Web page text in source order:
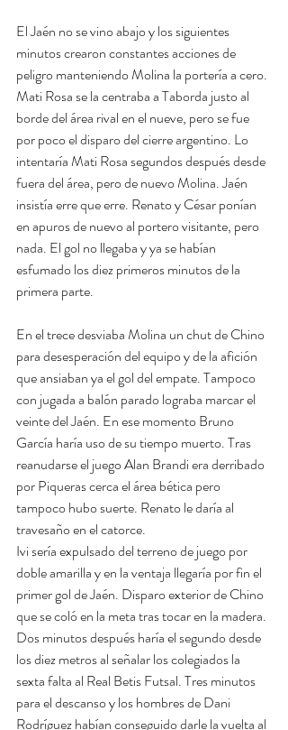
El Jaén no se vino abajo y los siguientes
minutos crearon constantes acciones de
peligro manteniendo Molina la portería a cero.
Mati Rosa se la centraba a Taborda justo al
borde del área rival en el nueve, pero se fue
por poco el disparo del cierre argentino. Lo
intentaría Mati Rosa segundos después desde
fuera del área, pero de nuevo Molina. Jaén
insistía erre que erre. Renato y César ponían
en apuros de nuevo al portero visitante, pero
nada. El gol no llegaba y ya se habían
esfumado los diez primeros minutos de la
primera parte.
En el trece desviaba Molina un chut de Chino
para desesperación del equipo y de la afición
que ansiaban ya el gol del empate. Tampoco
con jugada a balón parado lograba marcar el
veinte del Jaén. En ese momento Bruno
García haría uso de su tiempo muerto. Tras
reanudarse el juego Alan Brandi era derribado
por Piqueras cerca el área bética pero
tampoco hubo suerte. Renato le daría al
travesaño en el catorce.
Ivi sería expulsado del terreno de juego por
doble amarilla y en la ventaja llegaría por fin el
primer gol de Jaén. Disparo exterior de Chino
que se coló en la meta tras tocar en la madera.
Dos minutos después haría el segundo desde
los diez metros al señalar los colegiados la
sexta falta al Real Betis Futsal. Tres minutos
para el descanso y los hombres de Dani
Rodríguez habían conseguido darle la vuelta al